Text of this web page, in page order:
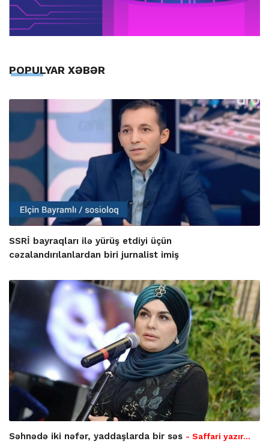
POPULYAR XƏBƏR
SSRİ bayraqları ilə yürüş etdiyi üçün
cəzalandırılanlardan biri jurnalist imiş
Səhnədə iki nəfər, yaddaşlarda bir səs - Saffari yazır…